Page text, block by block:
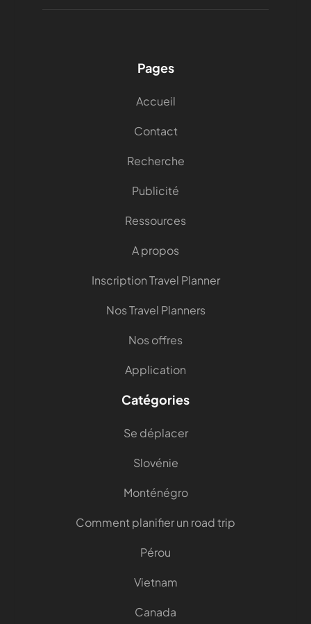
Pages
Accueil
Contact
Recherche
Publicité
Ressources
A propos
Inscription Travel Planner
Nos Travel Planners
Nos offres
Application
Catégories
Se déplacer
Slovénie
Monténégro
Comment planifier un road trip
Pérou
Vietnam
Canada